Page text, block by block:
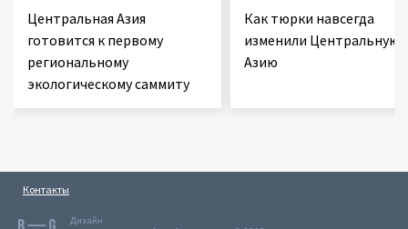
Центральная Азия
готовится к первому
региональному
экологическому саммиту
Как тюрки навсегда
изменили Центральную
Азию
Контакты
Дизайн